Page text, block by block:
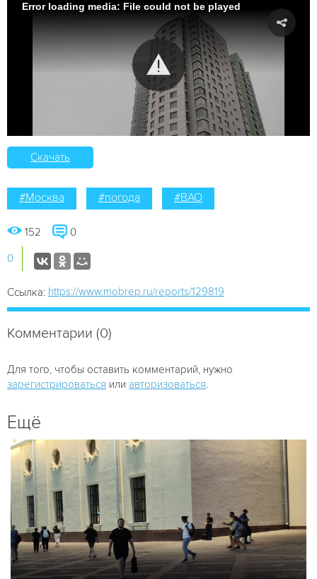
Error loading media: File could not be played
Скачать
#Москва #погода #ВАО
152 0
0
Ссылка: https://www.mobrep.ru/reports/129819
Комментарии (0)
Для того, чтобы оставить комментарий, нужно
зарегистрироваться или авторизоваться
Ещё